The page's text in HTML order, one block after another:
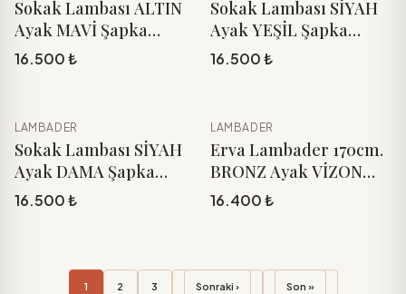
Sokak Lambası ALTIN
Ayak MAVİ Şapka
170cm.
16.500 ₺
Sokak Lambası SİYAH
Ayak YEŞİL Şapka
170cm.
16.500 ₺
YENI Sepete Ekle
LAMBADER
Sokak Lambası SİYAH
Ayak DAMA Şapka
170cm.
16.500 ₺
YENI Sepete Ekle
LAMBADER
Erva Lambader 170cm.
BRONZ Ayak VİZON
Rengi Şapka
16.400 ₺
1 2 3 Sonraki › Son »